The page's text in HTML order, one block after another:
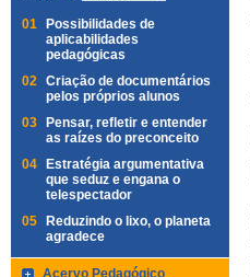
01
Possibilidades de
aplicabilidades
pedagógicas
02 Criação de documentários
pelos próprios alunos
03
Pensar, refletir e entender
as raízes do preconceito
04
Estratégia argumentativa
que seduz e engana o
telespectador
05
Reduzindo o lixo, o planeta
agradece
Acervo Pedagógico